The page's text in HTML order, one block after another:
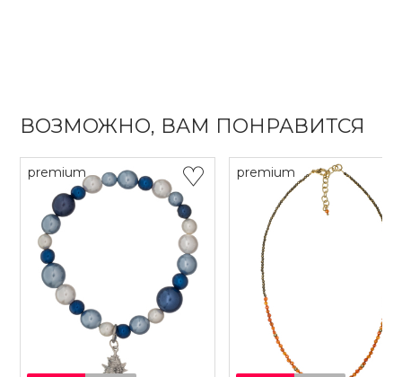
ВОЗМОЖНО, ВАМ ПОНРАВИТСЯ
premium premium